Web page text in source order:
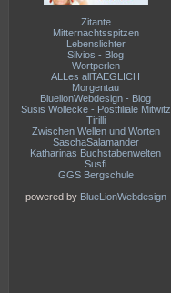
Zitante
Mitternachtsspitzen
Lebenslichter
Silvios - Blog
Wortperlen
ALLes allTAEGLICH
Morgentau
BluelionWebdesign - Blog
Susis Wollecke - Postfiliale Mitwitz
Tirilli
Zwischen Wellen und Worten
SaschaSalamander
Katharinas Buchstabenwelten
Susfi
GGS Bergschule
powered by BlueLionWebdesign